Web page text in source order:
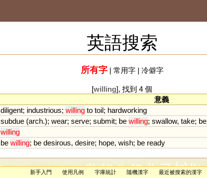
英語搜索
所有字| 常用字| 冷僻字
[willing], 找到 4 個
意義
diligent; industrious; willing to toil; hardworking
subdue(arch.); wear; serve; submit; be willing; swallow, take; be
willing
be willing; be desirous, desire; hope, wish; be ready
新手入門 使用凡例 字庫統計 隨機漢字
最近被搜索的漢字